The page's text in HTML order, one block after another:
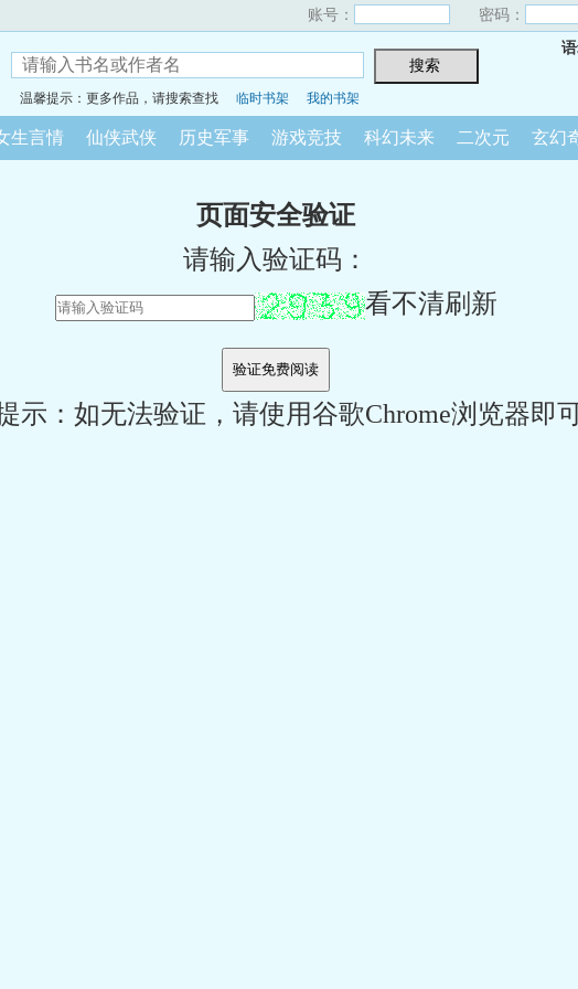
账号： 密码：
温馨提示：更多作品，请搜索查找 临时书架 我的书架
生言情 仙侠武侠 历史军事 游戏竞技 科幻未来 二次元 玄幻
页面安全验证
请输入验证码：
看不清刷新
示：如无法验证，请使用谷歌Chrome浏览器即可